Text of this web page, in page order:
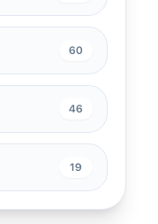
60
46
19